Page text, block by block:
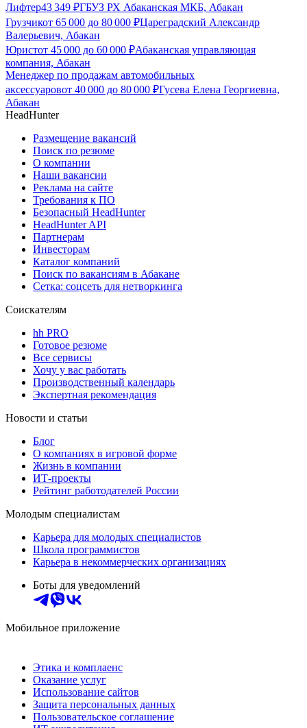
Лифтер43 349 ₽ГБУЗ РХ Абаканская МКБ, Абакан
Грузчикот 65 000 до 80 000 ₽Цареградский Александр
Валерьевич, Абакан
Юристот 45 000 до 60 000 ₽Абаканская управляющая
компания, Абакан
Менеджер по продажам автомобильных
аксессуаровот 40 000 до 80 000 ₽Гусева Елена Георгиевна,
Абакан
HeadHunter
Размещение вакансий
Поиск по резюме
О компании
Наши вакансии
Реклама на сайте
Требования к ПО
Безопасный HeadHunter
HeadHunter API
Партнерам
Инвесторам
Каталог компаний
Поиск по вакансиям в Абакане
Сетка: соцсеть для нетворкинга
Соискателям
hh PRO
Готовое резюме
Все сервисы
Хочу у вас работать
Производственный календарь
Экспертная рекомендация
Новости и статьи
Блог
О компаниях в игровой форме
Жизнь в компании
ИТ-проекты
Рейтинг работодателей России
Молодым специалистам
Карьера для молодых специалистов
Школа программистов
Карьера в некоммерческих организациях
Боты для уведомлений
Мобильное приложение
Этика и комплаенс
Оказание услуг
Использование сайтов
Защита персональных данных
Пользовательское соглашение